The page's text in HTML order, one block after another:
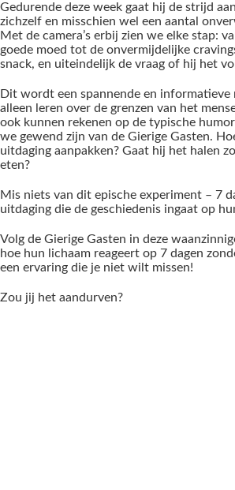
Gedurende deze week gaat hij de strijd
zichzelf en misschien wel een aantal
Met de camera’s erbij zien we elke stap:
goede moed tot de onvermijdelijke
snack, en uiteindelijk de vraag of hij het
Dit wordt een spannende en
alleen leren over de grenzen van het
ook kunnen rekenen op de typische
we gewend zijn van de Gierige Gasten.
uitdaging aanpakken? Gaat hij het halen
eten?
Mis niets van dit epische experiment – 7
uitdaging die de geschiedenis ingaat op
Volg de Gierige Gasten in deze
hoe hun lichaam reageert op 7 dagen
een ervaring die je niet wilt missen!
Zou jij het aandurven?